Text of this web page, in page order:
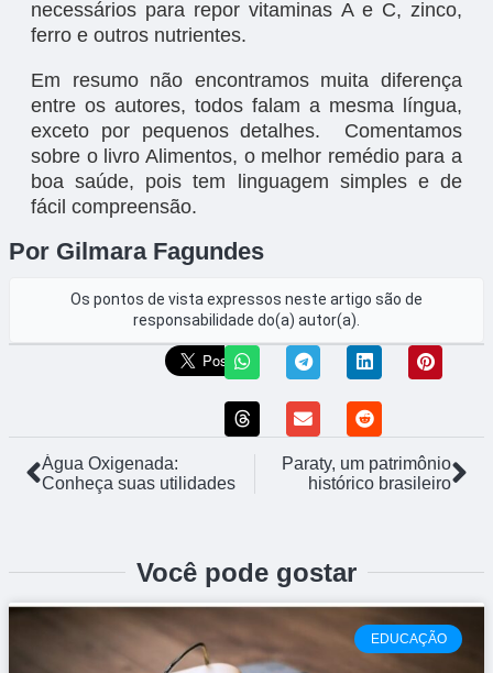
necessários para repor vitaminas A e C, zinco,
ferro e outros nutrientes.
Em resumo não encontramos muita diferença
entre os autores, todos falam a mesma língua,
exceto por pequenos detalhes. Comentamos
sobre o livro Alimentos, o melhor remédio para a
boa saúde, pois tem linguagem simples e de
fácil compreensão.
Por Gilmara Fagundes
Os pontos de vista expressos neste artigo são de
responsabilidade do(a) autor(a).
Água Oxigenada:
Conheça suas utilidades
Paraty, um patrimônio
histórico brasileiro
Você pode gostar
EDUCAÇÃO